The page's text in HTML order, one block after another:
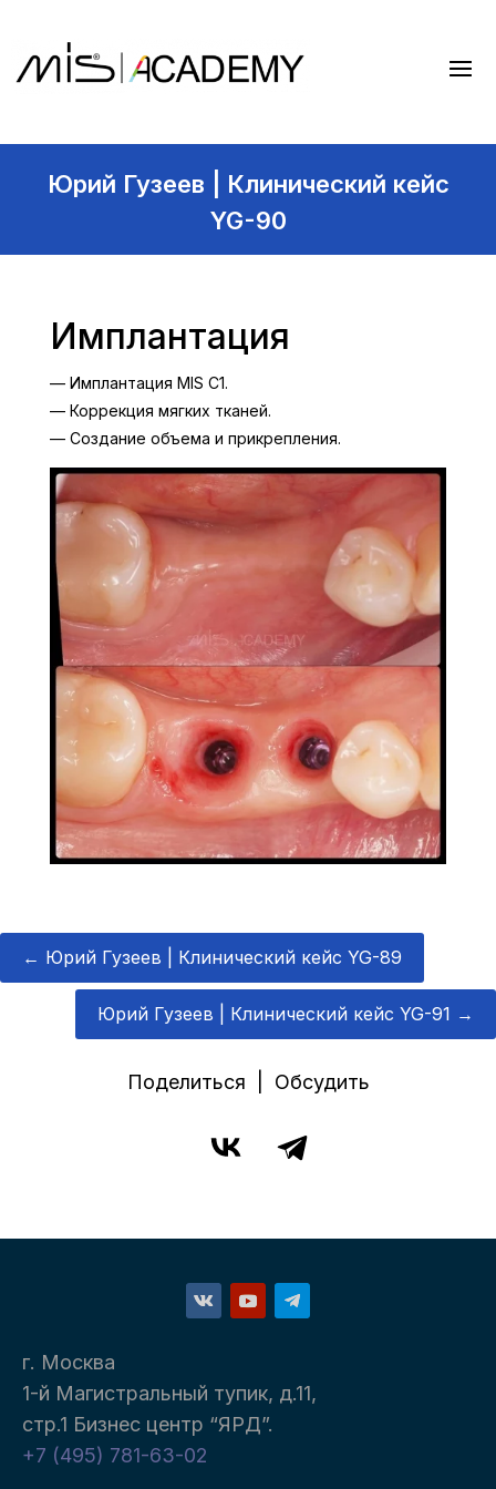
Юрий Гузеев | Клинический кейс
YG-90
Имплантация
— Имплантация MIS C1.
— Коррекция мягких тканей.
— Создание объема и прикрепления.
← Юрий Гузеев | Клинический кейс YG-89
Юрий Гузеев | Клинический кейс YG-91 →
Поделиться | Обсудить
г. Москва
1-й Магистральный тупик, д.11,
стр.1 Бизнес центр “ЯРД”.
+7 (495) 781-63-02